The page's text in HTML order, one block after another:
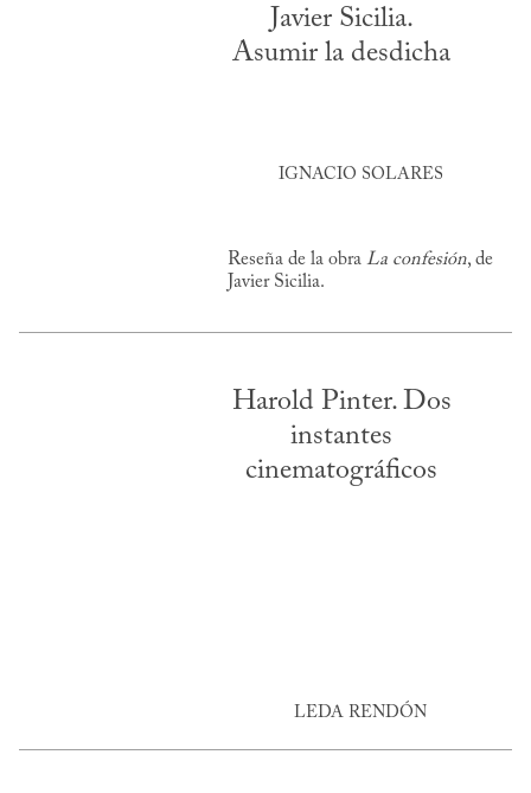
Javier Sicilia.
Asumir la desdicha
IGNACIO SOLARES
Reseña de la obra La confesión, de
Javier Sicilia.
Harold Pinter. Dos
instantes
cinematográficos
LEDA RENDÓN